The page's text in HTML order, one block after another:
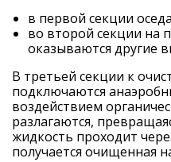
в первой секции
во второй секции на
оказываются другие
В третьей секции к
подключаются
воздействием
разлагаются,
жидкость проходит
получается очищенная